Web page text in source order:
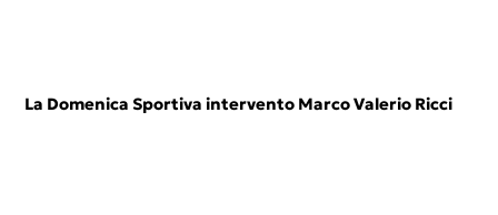
La Domenica Sportiva intervento Marco Valerio Ricci